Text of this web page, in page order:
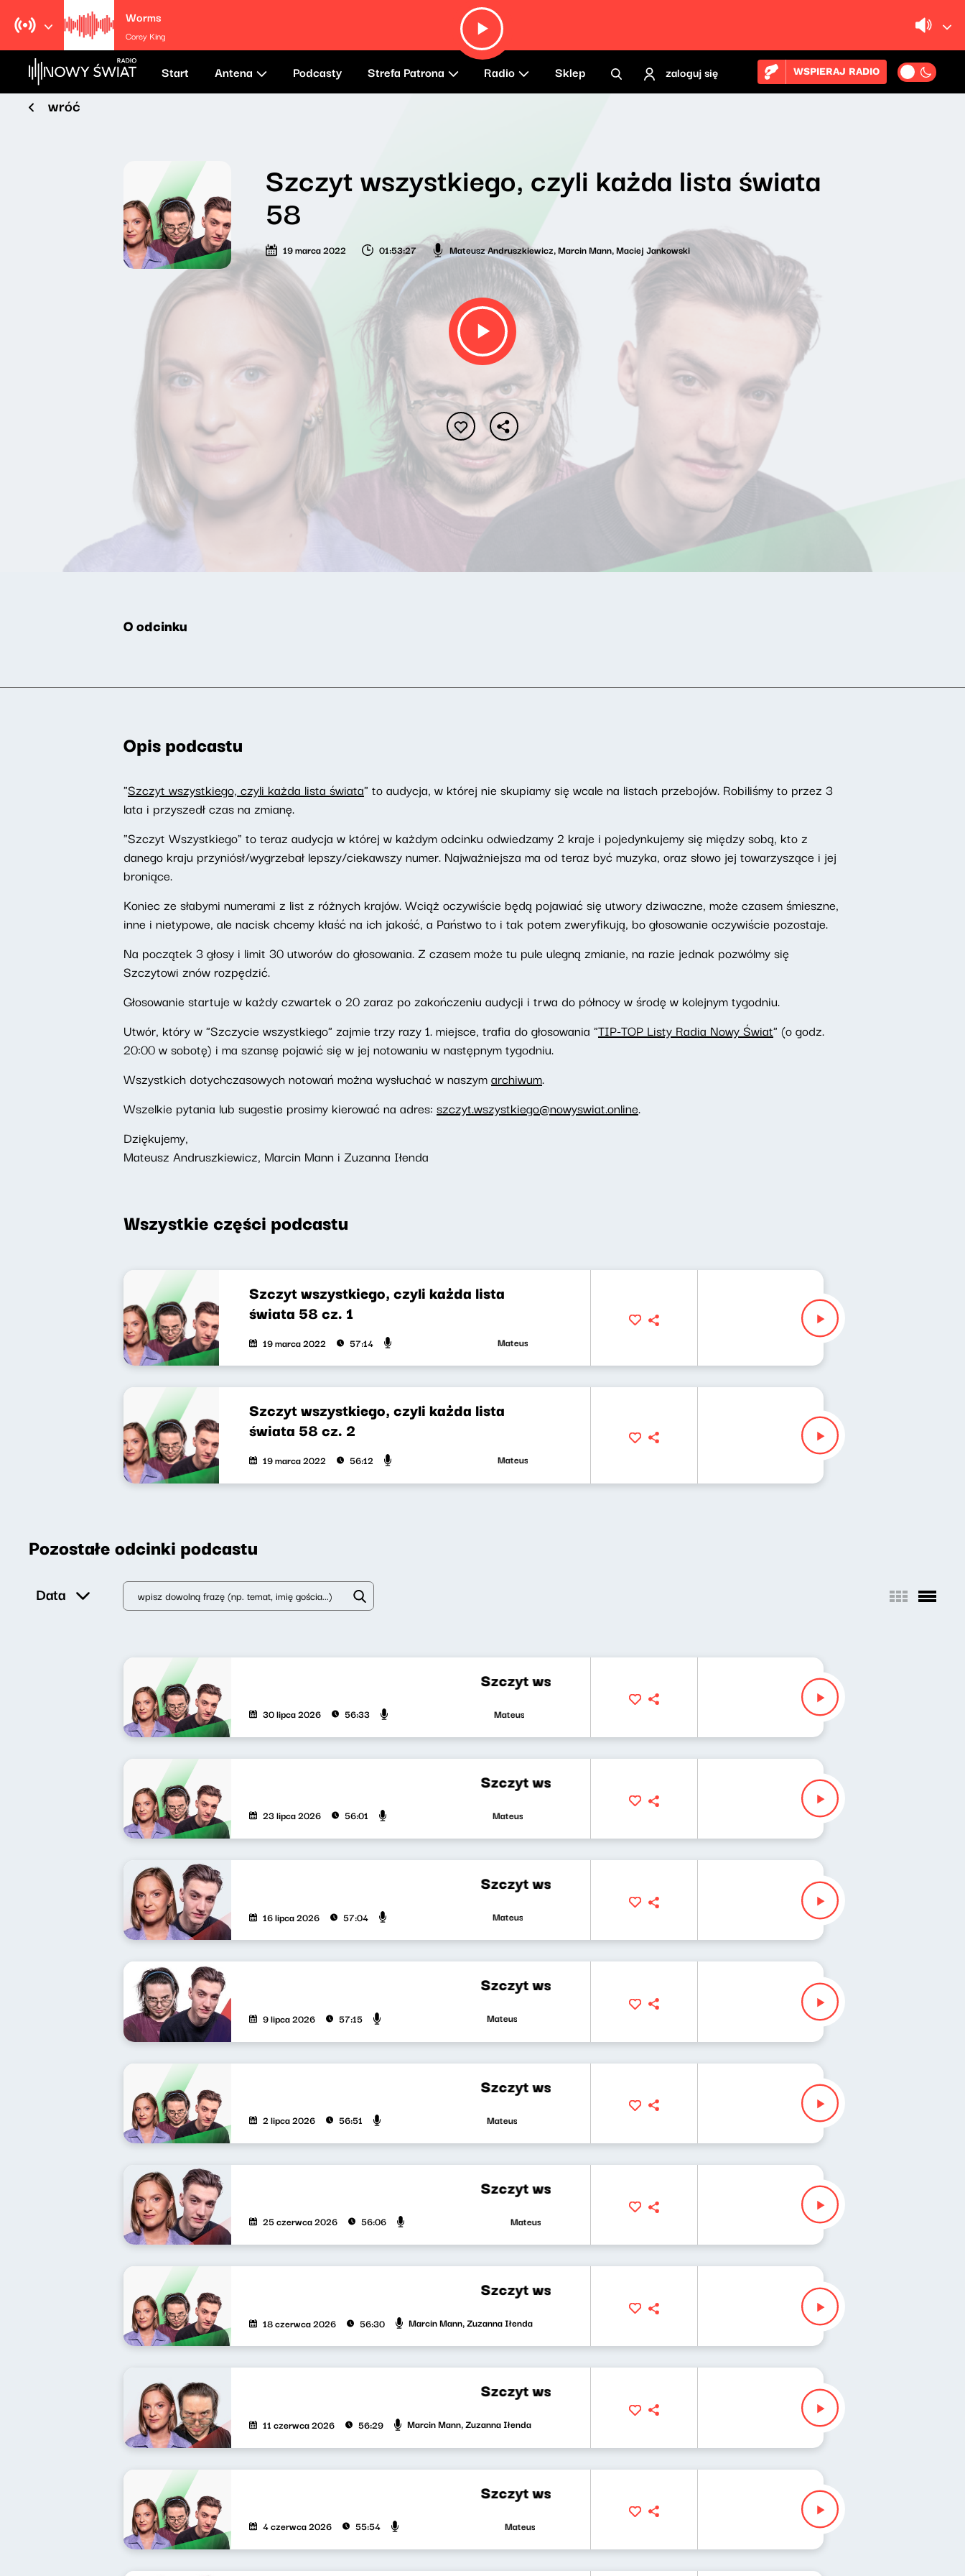
Worms
Corey King
Start Antena Podcasty Strefa Patrona Radio Sklep zaloguj się WSPIERAJ RADIO
wróć
Szczyt wszystkiego, czyli każda lista świata
58
19 marca 2022 01:53:27 Mateusz Andruszkiewicz,Marcin Mann,Maciej Jankowski
O odcinku
Opis podcastu
"Szczyt wszystkiego, czyli każda lista świata" to audycja, w której nie skupiamy się wcale na listach przebojów. Robiliśmy to przez 3
lata i przyszedł czas na zmianę.
"Szczyt Wszystkiego" to teraz audycja w której w każdym odcinku odwiedzamy 2 kraje i pojedynkujemy się między sobą, kto z
danego kraju przyniósł/wygrzebał lepszy/ciekawszy numer. Najważniejsza ma od teraz być muzyka, oraz słowo jej towarzyszące i jej
broniące.
Koniec ze słabymi numerami z list z różnych krajów. Wciąż oczywiście będą pojawiać się utwory dziwaczne, może czasem śmieszne,
inne i nietypowe, ale nacisk chcemy kłaść na ich jakość, a Państwo to i tak potem zweryfikują, bo głosowanie oczywiście pozostaje.
Na początek 3 głosy i limit 30 utworów do głosowania. Z czasem może tu pule ulegną zmianie, na razie jednak pozwólmy się
Szczytowi znów rozpędzić.
Głosowanie startuje w każdy czwartek o 20 zaraz po zakończeniu audycji i trwa do północy w środę w kolejnym tygodniu.
Utwór, który w "Szczycie wszystkiego" zajmie trzy razy 1. miejsce, trafia do głosowania "TIP-TOP Listy Radia Nowy Świat" (o godz.
20:00 w sobotę) i ma szansę pojawić się w jej notowaniu w następnym tygodniu.
Wszystkich dotychczasowych notowań można wysłuchać w naszymarchiwum.
Wszelkie pytania lub sugestie prosimy kierować na adres: szczyt.wszystkiego@nowyswiat.online.
Dziękujemy,
Mateusz Andruszkiewicz, Marcin Mann i Zuzanna Iłenda
Wszystkie części podcastu
Szczyt wszystkiego, czyli każda lista
świata 58 cz. 1
19 marca 2022 57:14 Mateusz Andruszkiewicz, Marcin Mann, Maciej Jankowski
Szczyt wszystkiego, czyli każda lista
świata 58 cz. 2
19 marca 2022 56:12 Mateusz Andruszkiewicz, Marcin Mann, Maciej Jankowski
Pozostałe odcinki podcastu
Data
Szczyt wszystkiego, czyli każda lista świata 274
30 lipca 2026 56:33 Mateusz Andruszkiewicz, Marcin Mann, Zuzanna Iłenda
Szczyt wszystkiego, czyli każda lista świata 273
23 lipca 2026 56:01 Mateusz Andruszkiewicz, Marcin Mann, Zuzanna Iłenda
Szczyt wszystkiego, czyli każda lista świata 272
16 lipca 2026 57:04 Mateusz Andruszkiewicz, Zuzanna Iłenda
Szczyt wszystkiego, czyli każda lista świata 271
9 lipca 2026 57:15 Mateusz Andruszkiewicz, Marcin Mann
Szczyt wszystkiego, czyli każda lista świata 270
2 lipca 2026 56:51 Mateusz Andruszkiewicz, Marcin Mann, Zuzanna Iłenda
Szczyt wszystkiego, czyli każda lista świata 269
25 czerwca 2026 56:06 Mateusz Andruszkiewicz, Zuzanna Iłenda
Szczyt wszystkiego, czyli każda lista świata 268
18 czerwca 2026 56:30 Marcin Mann, Zuzanna Iłenda
Szczyt wszystkiego, czyli każda lista świata 267
11 czerwca 2026 56:29 Marcin Mann, Zuzanna Iłenda
Szczyt wszystkiego, czyli każda lista świata 266
4 czerwca 2026 55:54 Mateusz Andruszkiewicz, Marcin Mann, Zuzanna Iłenda